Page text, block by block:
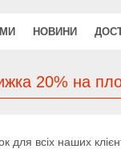
НОВИНИ
20% на
всіх наших